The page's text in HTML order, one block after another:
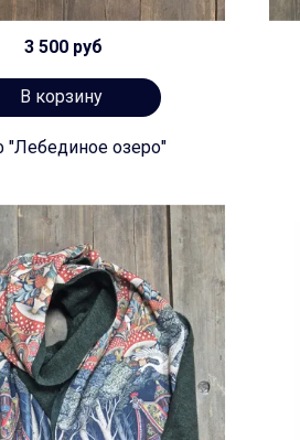
3 500 руб
В корзину
озеро"